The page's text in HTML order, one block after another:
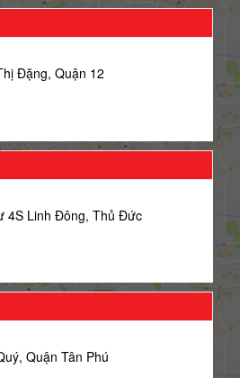
Đặng, Quận 12
4S Linh Đông, Thủ Đức
Quận Tân Phú